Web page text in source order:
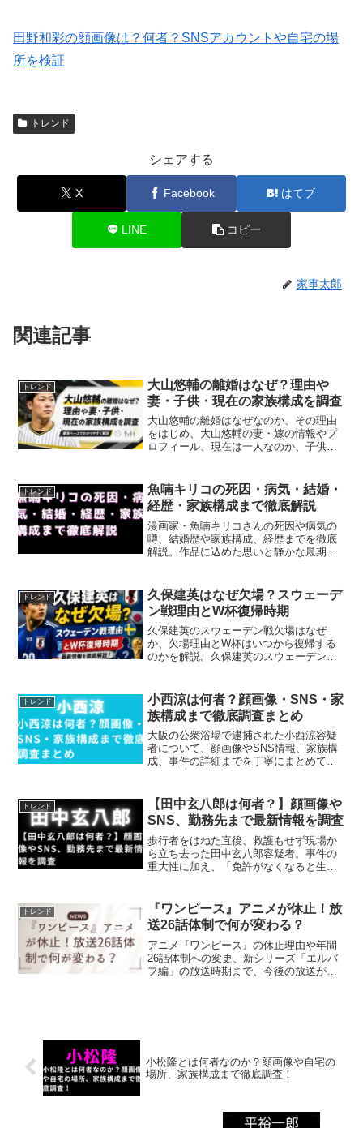
田野和彩の顔画像は？何者？SNSアカウントや自宅の場
所を検証
トレンド
シェアする
X Facebook はてブ
LINE コピー
家事太郎
関連記事
トレンド
大山悠輔の離婚はなぜ？理由や
妻・子供・現在の家族構成を調査
大山悠輔の離婚はなぜなのか、その理由
をはじめ、大山悠輔の妻・嫁の情報やプ
ロフィール、現在は一人なのか、子供や
人物像、プロフィール、現在一人か、子
供と家族構成を整理します。
トレンド
魚喃キリコの死因・病気・結婚・
経歴・家族構成まで徹底解説
漫画家・魚喃キリコさんの死因や病気の
噂、結婚歴や家族構成、経歴までを徹底
解説。作品に込めた思いと静かな最期に
トレンド
久保建英はなぜ欠場？スウェーデ
ン戦理由とW杯復帰時期
久保建英のスウェーデン戦欠場はなぜ
か、欠場理由とW杯はいつから復帰する
のかを解説。久保建英のスウェーデン戦
トレンド
小西涼は何者？顔画像・SNS・家
族構成まで徹底調査まとめ
大阪の公衆浴場で逮捕された小西涼容疑
者について、顔画像やSNS情報、家族構
成、事件の詳細までを丁寧にまとめてい
トレンド
【田中玄八郎は何者？】顔画像や
SNS、勤務先まで最新情報を調査
歩行者をはねた直後、救護もせず現場か
ら立ち去った田中玄八郎容疑者。事件の
重大性に加え、「免許がなくなると生活
なのか」「顔画像は公開されているの
か」「勤務先はどこか」と...
トレンド
『ワンピース』アニメが休止！放
送26話体制で何が変わる？
アニメ『ワンピース』の休止理由や年間
26話体制への変更、新シリーズ「エルバ
フ編」の放送時期まで、今後の放送がど
小松隆とは何者なのか？顔画像や自宅の
場所、家族構成まで徹底調査！